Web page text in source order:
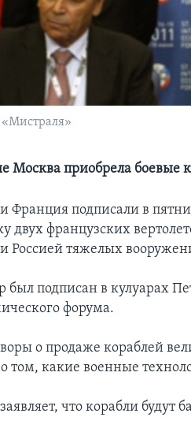
«Мистраля»
Москва приобрела боевые
Франция подписали в
двух французских
Россией тяжелых
был подписан в кулуарах
форума.
о продаже кораблей
том, какие военные
что корабли будут